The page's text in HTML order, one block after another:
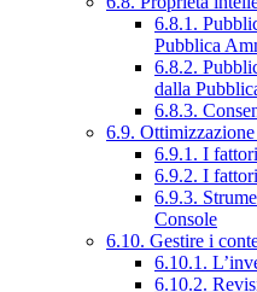
6.8.1.
Pubblica
6.8.2.
dalla
6.8.3.
6.9.
6.9.1. I fattori
6.9.2. I fattori
6.9.3.
Console
6.10. Gestire i
6.10.1.
6.10.2.